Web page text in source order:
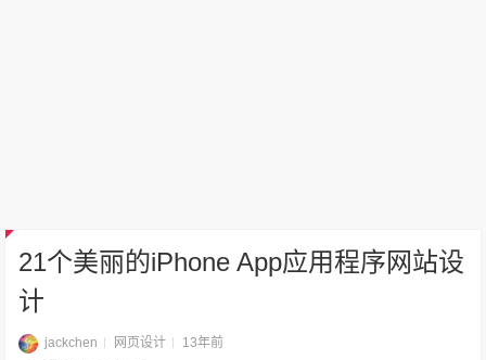
21个美丽的iPhone App应用程序网站设
计
jackchen 网页设计
13年前